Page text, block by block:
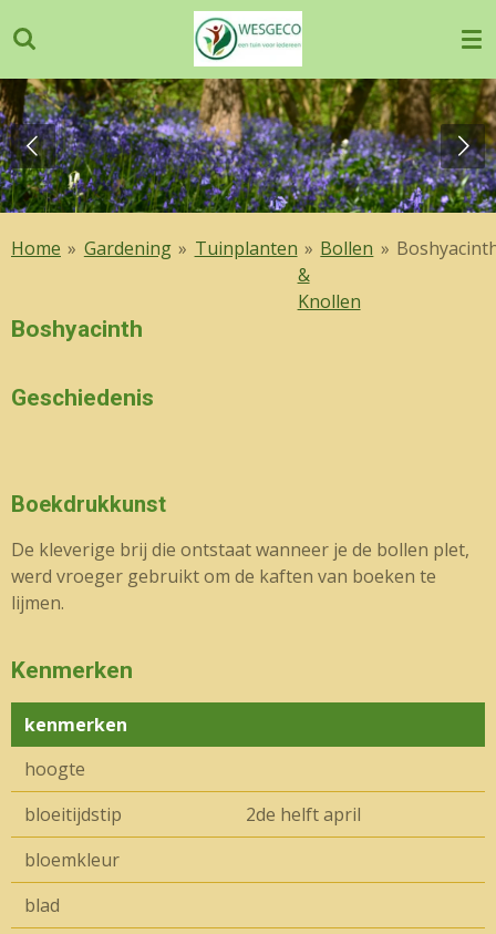
direct
naar
de
hoofdinhoud
Home » Gardening » Tuinplanten » Bollen
&
Knollen
»
Boshyacinth
Geschiedenis
Boekdrukkunst
De kleverige brij die ontstaat wanneer je de bollen plet,
werd vroeger gebruikt om de kaften van boeken te
lijmen.
Kenmerken
kenmerken
hoogte
bloeitijdstip
2de helft april
bloemkleur
blad